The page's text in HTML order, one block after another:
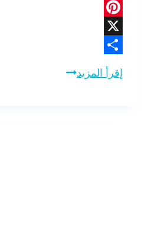
WhatsApp
Pinterest
X
Share
إقرأ المزيدشركة